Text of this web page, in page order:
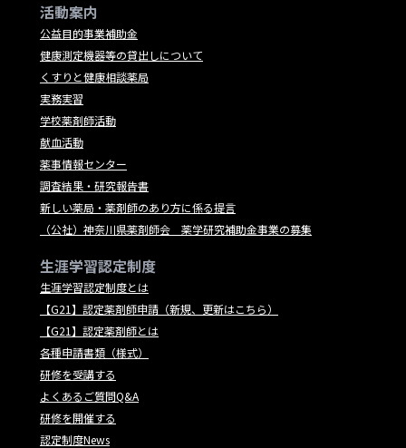
活動案内
公益目的事業補助金
健康測定機器等の貸出しについて
くすりと健康相談薬局
実務実習
学校薬剤師活動
献血活動
薬事情報センター
調査結果・研究報告書
新しい薬局・薬剤師のあり方に係る提言
（公社）神奈川県薬剤師会 薬学研究補助金事業の募集
生涯学習認定制度
生涯学習認定制度とは
【G21】認定薬剤師申請（新規、更新はこちら）
【G21】認定薬剤師とは
各種申請書類（様式）
研修を受講する
よくあるご質問Q&A
研修を開催する
認定制度News